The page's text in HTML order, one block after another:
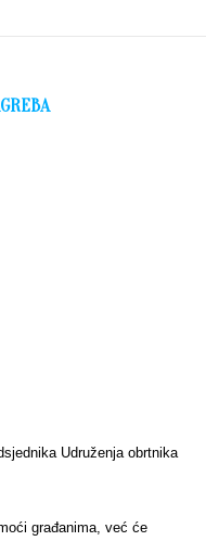
Udruženja obrtnika
građanima, već će